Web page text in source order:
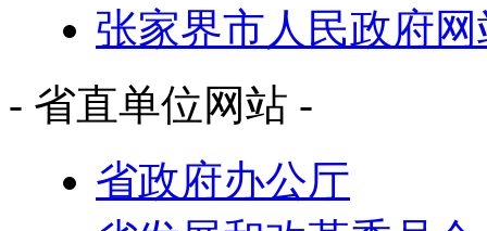
张家界市人民政府网
- 省直单位网站 -
省政府办公厅